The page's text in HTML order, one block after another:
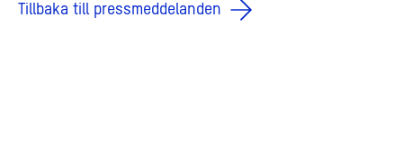
Tillbaka till pressmeddelanden